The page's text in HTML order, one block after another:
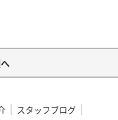
スタッフブログ